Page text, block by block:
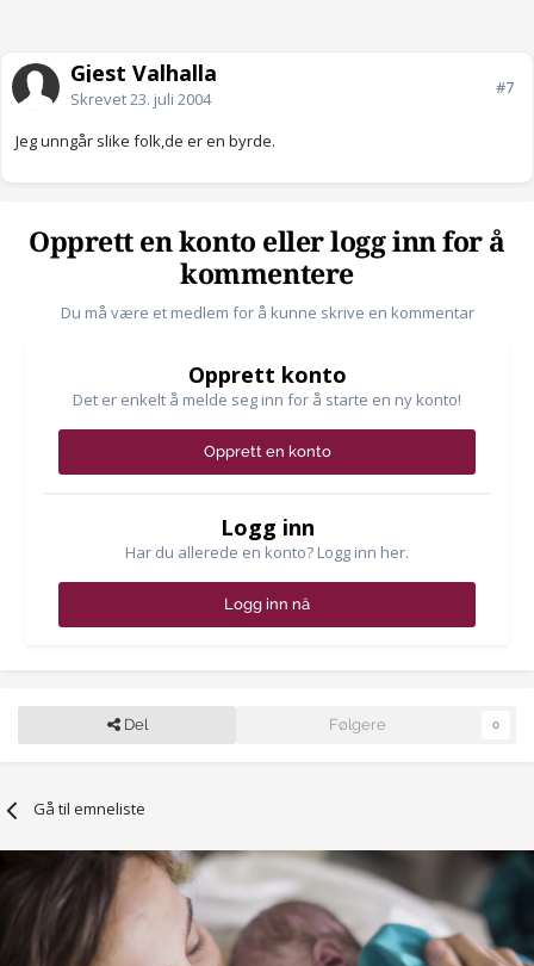
Gjest Valhalla
Skrevet23. juli 2004
#7
Jeg unngår slike folk,de er en byrde.
Opprett en konto eller logg inn for å
kommentere
Du må være et medlem for å kunne skrive en kommentar
Opprett konto
Det er enkelt å melde seg inn for å starte en ny konto!
Opprett en konto
Logg inn
Har du allerede en konto? Logg inn her.
Logg inn nå
Del Følgere 0
Gå til emneliste